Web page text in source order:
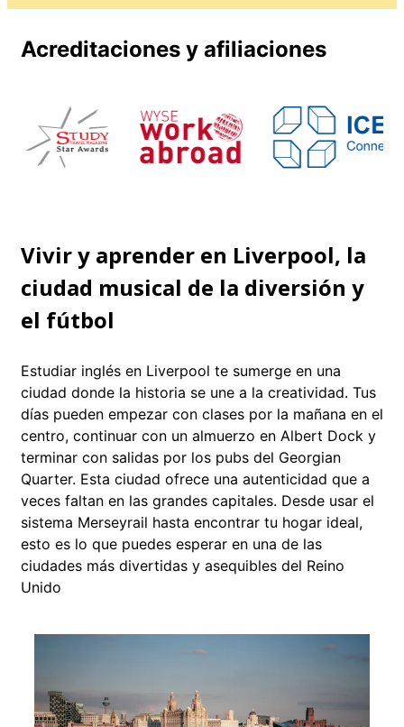
Acreditaciones y afiliaciones
Vivir y aprender en Liverpool, la
ciudad musical de la diversión y
el fútbol
Estudiar inglés en Liverpool te sumerge en una
ciudad donde la historia se une a la creatividad. Tus
días pueden empezar con clases por la mañana en el
centro, continuar con un almuerzo en Albert Dock y
terminar con salidas por los pubs del Georgian
Quarter. Esta ciudad ofrece una autenticidad que a
veces faltan en las grandes capitales. Desde usar el
sistema Merseyrail hasta encontrar tu hogar ideal,
esto es lo que puedes esperar en una de las
ciudades más divertidas y asequibles del Reino
Unido